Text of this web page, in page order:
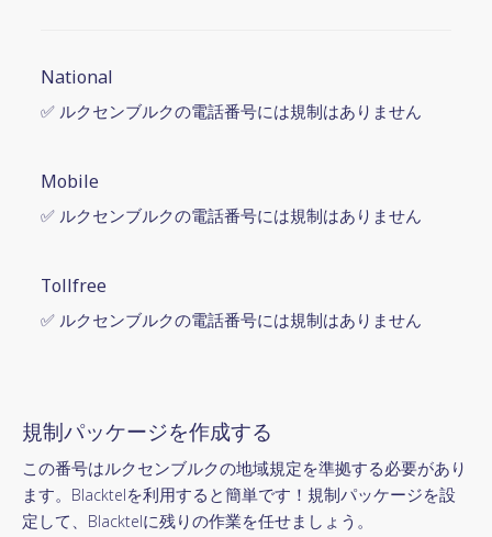
National
✅ ルクセンブルクの電話番号には規制はありません
Mobile
✅ ルクセンブルクの電話番号には規制はありません
Tollfree
✅ ルクセンブルクの電話番号には規制はありません
規制パッケージを作成する
この番号はルクセンブルクの地域規定を準拠する必要があり
ます。Blacktelを利用すると簡単です！規制パッケージを設
定して、Blacktelに残りの作業を任せましょう。